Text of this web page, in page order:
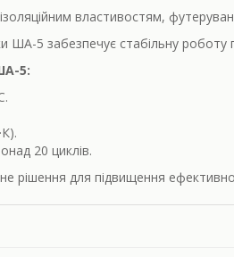
властивостям,
ША-5 забезпечує стабільну
5:
20 циклів.
рішення для підвищення